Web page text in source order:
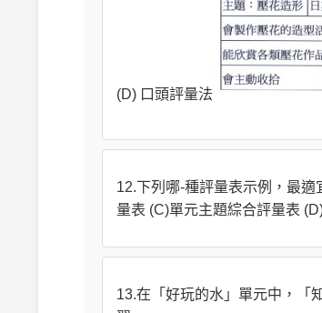
(D) 口頭評量法
12.下列哪-種評量表示例，最
量表 (C)單元主題綜合評量表
13.在「好玩的水」單元中，「